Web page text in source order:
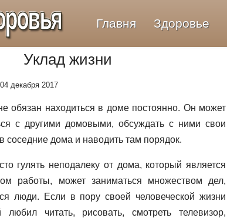
Главня Здоровье
Уклад жизни
04 декабря 2017
обязан находиться в доме постоянно. Он может
с другими домовыми, обсуждать с ними свои
соседние дома и наводить там порядок.
гулять неподалеку от дома, который является
работы, может заниматься множеством дел,
люди. Если в пору своей человеческой жизни
читать, рисовать, смотреть телевизор,